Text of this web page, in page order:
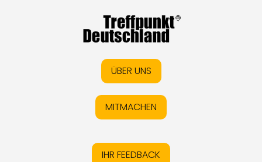
ÜBER UNS
MITMACHEN
IHR FEEDBACK